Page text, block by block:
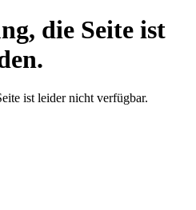
die Seite ist
ist leider nicht verfügbar.